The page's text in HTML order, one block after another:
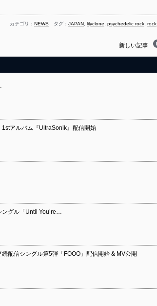
カテゴリ： NEWS タグ： JAPAN lilyclone psychedelic rock rock
新しい記事
1stアルバム『UltraSonik』配信開始
グル「Until You’re…
配信シングル第5弾「FOOO」配信開始 & MV公開